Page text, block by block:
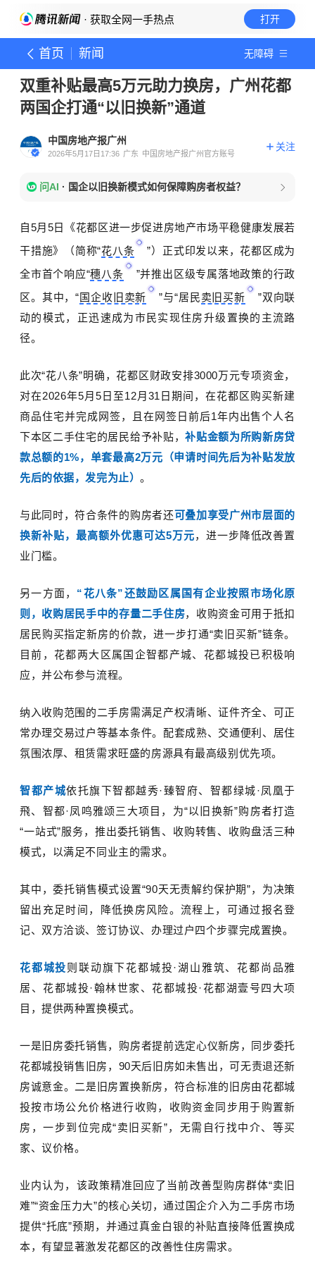
· 获取全网一手热点 打开
首页 新闻 无障碍
双重补贴最高5万元助力换房，广州花都
两国企打通“以旧换新”通道
中国房地产报广州
2026年5月17日17:36 广东 中国房地产报广州官方账号
关注
问AI · 国企以旧换新模式如何保障购房者权益？
自5月 5日《花都区进一步促进房地产市场平稳健康发展若
干措施》（简称“花八条
”）正式印发以来，花都区成为
全市首个响应“穗八条
”并推出区级专属落地政策的行政
区。其中，“国企收旧卖新 ”与“居民卖旧买新
”双向联
动的模式，正迅速成为市民实现住房升级置换的主流路
径。
此次“花八条”明确，花都区财政安排3000万元专项资金，
对在2026年5月 5 日至12月 31 日期间，在花都区购买新建
商品住宅并完成网签，且在网签日前后1年内出售个人名
下本区二手住宅的居民给予补贴，补贴金额为所购新房贷
款总额的1%，单套最高2万元（申请时间先后为补贴发放
先后的依据，发完为止）。
与此同时，符合条件的购房者还可叠加享受广州市层面的
换新补贴，最高额外优惠可达5万元，进一步降低改善置
业门槛。
另一方面， “花八条”还鼓励区属国有企业按照市场化原
则，收购居民手中的存量二手住房，收购资金可用于抵扣
居民购买指定新房的价款，进一步打通“卖旧买新”链条。
目前，花都两大区属国企智都产城、花都城投已积极响
应，并公布参与流程。
纳入收购范围的二手房需满足产权清晰、证件齐全、可正
常办理交易过户等基本条件。配套成熟、交通便利、居住
氛围浓厚、租赁需求旺盛的房源具有最高级别优先项。
智都产城依托旗下智都越秀·臻智府、智都绿城·凤凰于
飛、智都·凤鸣雅颂三大项目，为“以旧换新”购房者打造
“一站式”服务，推出委托销售、收购转售、收购盘活三种
模式，以满足不同业主的需求。
其中，委托销售模式设置“90天无责解约保护期”，为决策
留出充足时间，降低换房风险。流程上，可通过报名登
记、双方洽谈、签订协议、办理过户四个步骤完成置换。
花都城投则联动旗下花都城投·湖山雅筑、花都尚品雅
居、花都城投·翰林世家、花都城投·花都湖壹号四大项
目，提供两种置换模式。
一是旧房委托销售，购房者提前选定心仪新房，同步委托
花都城投销售旧房， 90天后旧房如未售出，可无责退还新
房诚意金。二是旧房置换新房，符合标准的旧房由花都城
投按市场公允价格进行收购，收购资金同步用于购置新
房，一步到位完成“卖旧买新”，无需自行找中介、等买
家、议价格。
业内认为，该政策精准回应了当前改善型购房群体“卖旧
难”“资金压力大”的核心关切，通过国企介入为二手房市场
提供“托底”预期，并通过真金白银的补贴直接降低置换成
本，有望显著激发花都区的改善性住房需求。